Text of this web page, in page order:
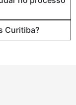
Curitiba?